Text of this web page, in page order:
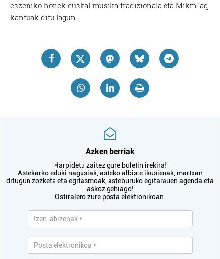
eszeniko honek euskal musika tradizionala eta Mikm ‘aq
kantuak ditu lagun.
Azken berriak
Harpidetu zaitez gure buletin irekira!
Astekarko eduki nagusiak, asteko albiste ikusienak, martxan
ditugun zozketa eta egitasmoak, asteburuko egitarauen agenda eta
askoz gehiago!
Ostiralero zure posta elektronikoan.